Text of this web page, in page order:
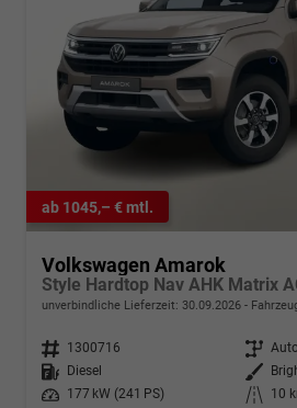
ab 1045,– € mtl.
Volkswagen Amarok
Style Hardtop Nav AHK Matrix
unverbindliche Lieferzeit: 30.09.2026
Fahrzeugnr. 1300716 Getriebe
Kraftstoff
Diesel Außenfarbe
Leistung
177 kW (241 PS) Kilometerstand
10